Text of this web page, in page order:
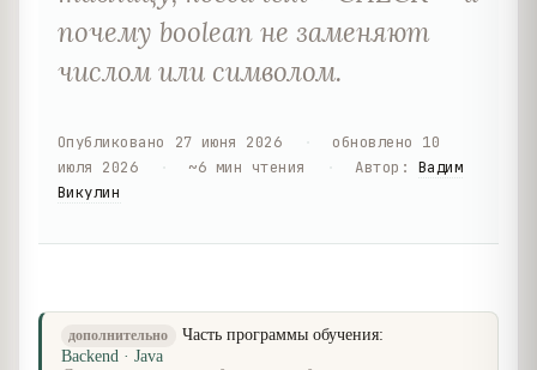
почему boolean не заменяют
числом или символом.
Опубликовано 27 июня 2026 обновлено 10
июля 2026
~6 мин чтения Автор : Вадим
Викулин
дополнительно
Часть программы обучения:
Backend · Java